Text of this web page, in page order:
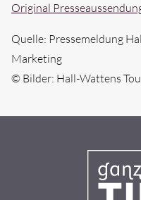
Original
Quelle: Pressemeldung
Marketing
© Bilder: Hall-Wattens